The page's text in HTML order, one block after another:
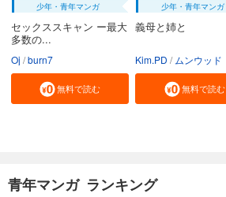
少年・青年マンガ
セックススキャン ー最大
多数の...
Oj burn7
無料で読む
少年・青年マンガ
義母と姉と
Kim.PD ムンウッド
無料で読む
青年マンガ ランキング